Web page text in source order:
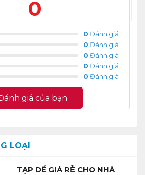
0
0 Đánh giá
0 Đánh giá
0 Đánh giá
0 Đánh giá
0 Đánh giá
giá của bạn
LOẠI
TẠP DỀ GIÁ RẺ CHO NHÀ